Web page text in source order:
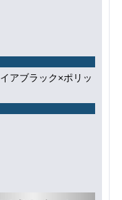
アブラック×ポリッ